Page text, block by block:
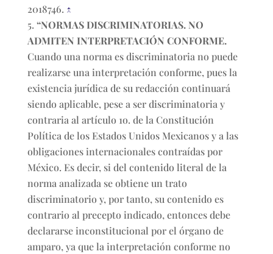
2018746. ↑
“NORMAS DISCRIMINATORIAS. NO
ADMITEN INTERPRETACIÓN CONFORME.
Cuando una norma es discriminatoria no puede
realizarse una interpretación conforme, pues la
existencia jurídica de su redacción continuará
siendo aplicable, pese a ser discriminatoria y
contraria al artículo 1o. de la Constitución
Política de los Estados Unidos Mexicanos y a las
obligaciones internacionales contraídas por
México. Es decir, si del contenido literal de la
norma analizada se obtiene un trato
discriminatorio y, por tanto, su contenido es
contrario al precepto indicado, entonces debe
declararse inconstitucional por el órgano de
amparo, ya que la interpretación conforme no